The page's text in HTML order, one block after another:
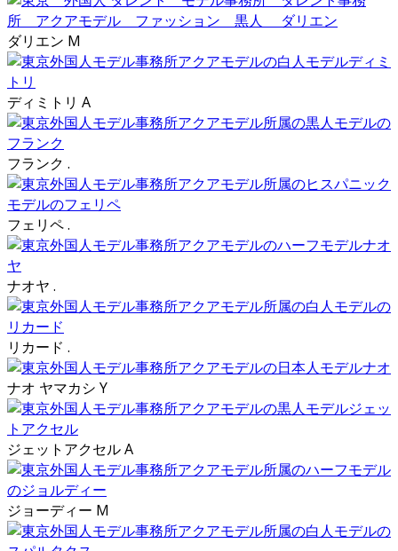
ダリエン M
ディミトリ A
フランク .
フェリペ .
ナオヤ .
リカード .
ナオ ヤマカシ Y
ジェットアクセル A
ジョーディー M